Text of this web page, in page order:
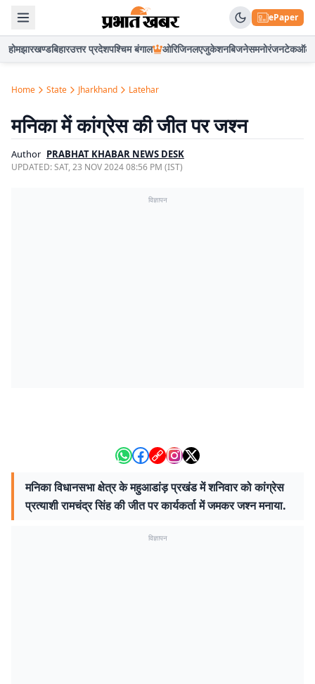
ePaper
होमझारखण्डबिहारउत्तर प्रदेशपश्चिम बंगाल ओरिजिनलएजुकेशनबिजनेसमनोरंजनटेकऑटो
Home State Jharkhand Latehar
मनिका में कांग्रेस की जीत पर जश्न
Author PRABHAT KHABAR NEWS DESK
UPDATED:SAT, 23 NOV 2024 08:56 PM (IST)
विज्ञापन
मनिका विधानसभा क्षेत्र के महुआडांड़ प्रखंड में शनिवार को कांग्रेस
प्रत्याशी रामचंद्र सिंह की जीत पर कार्यकर्ता में जमकर जश्न मनाया.
विज्ञापन